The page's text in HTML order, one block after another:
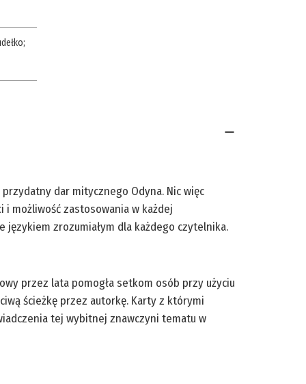
;
dar mitycznego Odyna. Nic więc
i możliwość zastosowania w każdej
zrozumiałym dla każdego czytelnika.
przez lata pomogła setkom osób przy użyciu
ścieżkę przez autorkę. Karty z którymi
tej wybitnej znawczyni tematu w